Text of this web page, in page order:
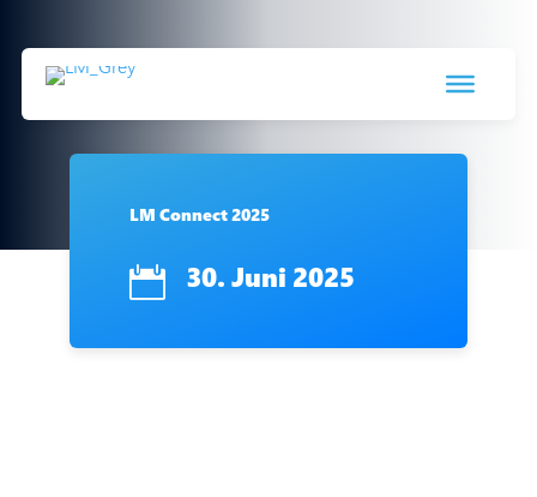
LM Connect 2025
 30. Juni 2025